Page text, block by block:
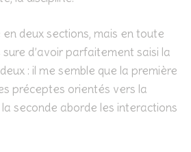
deux sections, mais en toute
d’avoir parfaitement saisi la
: il me semble que la première
préceptes orientés vers la
seconde aborde les interactions